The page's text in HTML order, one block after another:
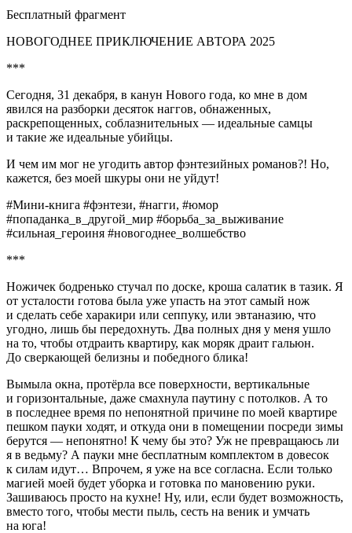
Бесплатный фрагмент
НОВОГОДНЕЕ ПРИКЛЮЧЕНИЕ АВТОРА 2025
***
Сегодня, 31 декабря, в канун Нового года, ко мне в дом
явился на разборки десяток наггов, обнаженных,
раскрепощенных, соблазнительных — идеальные самцы
и такие же идеальные убийцы.
И чем им мог не угодить автор фэнтезийных романов?! Но,
кажется, без моей шкуры они не уйдут!
#Мини-книга #фэнтези, #нагги, #юмор
#попаданка_в_другой_мир #борьба_за_выживание
#сильная_ героиня #новогоднее_волшебство
***
Ножичек бодренько стучал по доске, кроша салатик в тазик. Я
от усталости готова была уже упасть на этот самый нож
и сделать себе харакири или сеппуку, или эвтаназию, что
угодно, лишь бы передохнуть. Два полных дня у меня ушло
на то, чтобы отдраить квартиру, как моряк драит гальюн.
До сверкающей белизны и победного блика!
Вымыла окна, протёрла все поверхности, вертикальные
и горизонтальные, даже смахнула паутину с потолков. А то
в последнее время по непонятной причине по моей квартире
пешком пауки ходят, и откуда они в помещении посреди зимы
берутся — непонятно! К чему бы это? Уж не превращаюсь ли
я в ведьму? А пауки мне бесплатным комплектом в довесок
к силам идут… Впрочем, я уже на все согласна. Если только
магией моей будет уборка и готовка по мановению руки.
Зашиваюсь просто на кухне! Ну, или, если будет возможность,
вместо того, чтобы мести пыль, сесть на веник и умчать
на юга!